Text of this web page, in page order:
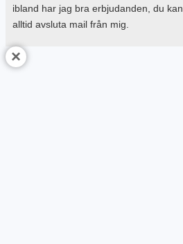
ibland har jag bra erbjudanden, du kan
alltid avsluta mail från mig.
×